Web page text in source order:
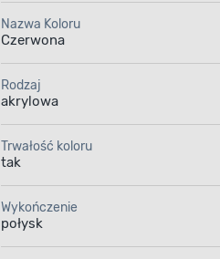
Nazwa Koloru
Czerwona
Rodzaj
akrylowa
Trwałość koloru
tak
Wykończenie
połysk